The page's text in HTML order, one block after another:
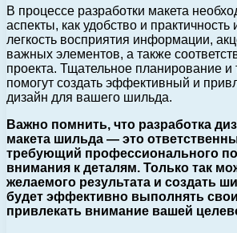
В процессе разработки макета
аспекты, как удобство и практичность
легкость восприятия информации,
важных элементов, а также
проекта. Тщательное планирование и
помогут создать эффективный и
дизайн для вашего шильда.
Важно помнить, что разработка
макета шильда — это
требующий профессионального
внимания к деталям. Только так
желаемого результата и создать
будет эффективно выполнять
привлекать внимание вашей